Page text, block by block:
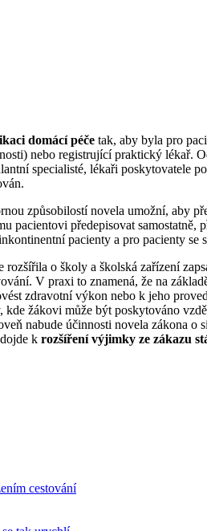
domácí péče tak, aby byla pro
nebo registrující praktický lékař.
specialisté, lékaři
způsobilostí novela umožní, aby
předepisovat
pacienty a pro pacienty
rozšířila o školy a školská zařízení
V praxi to znamená, že na
zdravotní výkon nebo k jeho
kde žákovi může být poskytováno
nabude účinnosti novela zákona
k rozšíření výjimky ze zákazu
cestování